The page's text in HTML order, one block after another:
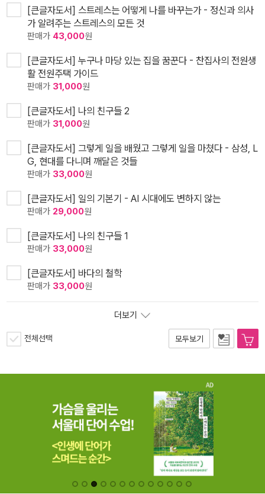
[큰글자도서] 스트레스는 어떻게 나를 바꾸는가 - 정신과 의사
가 알려주는 스트레스의 모든 것
판매가 43,000원
[큰글자도서] 누구나 마당 있는 집을 꿈꾼다 - 찬집사의 전원생
활 전원주택 가이드
판매가 31,000원
[큰글자도서] 나의 친구들 2
판매가 31,000원
[큰글자도서] 그렇게 일을 배웠고 그렇게 일을 마쳤다 - 삼성, L
G, 현대를 다니며 깨달은 것들
판매가 33,000원
[큰글자도서] 일의 기본기 - AI 시대에도 변하지 않는
판매가 29,000원
[큰글자도서] 나의 친구들 1
판매가 33,000원
[큰글자도서] 바다의 철학
판매가 33,000원
더보기
전체선택 모두보기